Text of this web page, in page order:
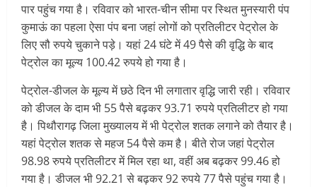
पार पहुंच गया है। रविवार को भारत-चीन सीमा पर स्थित मुनस्यारी पंप
कुमाऊं का पहला ऐसा पंप बना जहां लोगों को प्रतिलीटर पेट्रोल के
लिए सौ रुपये चुकाने पड़े। यहां 24 घंटे में 49 पैसे की वृद्धि के बाद
पेट्रोल का मूल्य 100.42 रुपये हो गया है।
पेट्रोल-डीजल के मूल्य में छठे दिन भी लगातार वृद्धि जारी रही। रविवार
को डीजल के दाम भी 55 पैसे बढ़कर 93.71 रुपये प्रतिलीटर हो गया
है। पिथौरागढ़ जिला मुख्यालय में भी पेट्रोल शतक लगाने को तैयार है।
यहां पेट्रोल शतक से महज 54 पैसे कम है। बीते रोज जहां पेट्रोल
98.98 रुपये प्रतिलीटर में मिल रहा था, वहीं अब बढ़कर 99.46 हो
गया है। डीजल भी 92.21 से बढ़कर 92 रुपये 77 पैसे पहुंच गया है।